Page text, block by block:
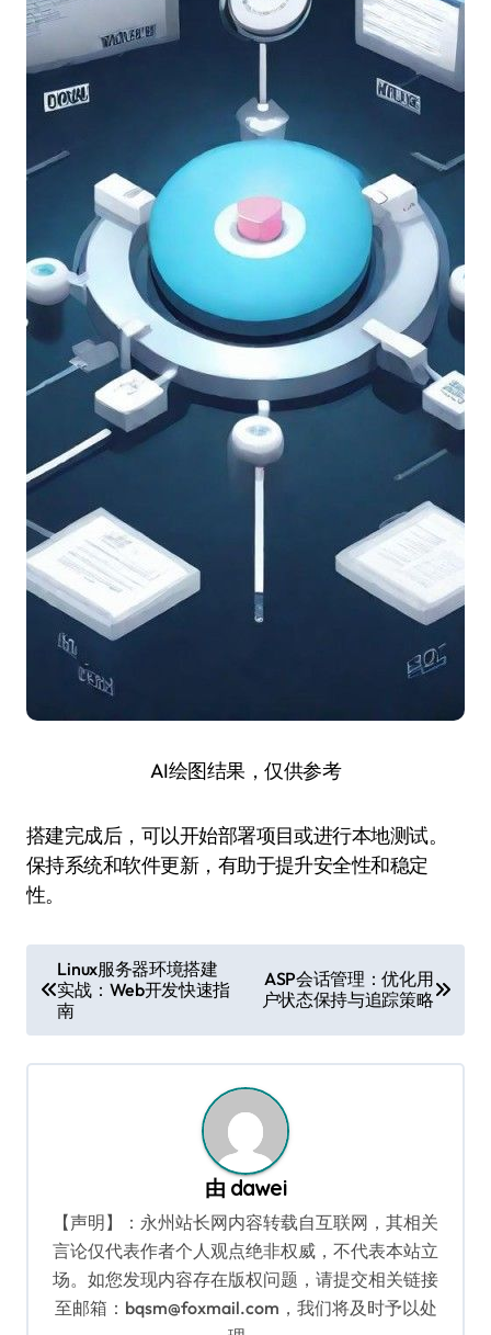
AI绘图结果，仅供参考
搭建完成后，可以开始部署项目或进行本地测试。
保持系统和软件更新，有助于提升安全性和稳定
性。
章
导
航
Linux服务器环境搭建
实战：Web开发快速指
南
ASP会话管理：优化用
户状态保持与追踪策略
由 dawei
【声明】：永州站长网内容转载自互联网，其相关
言论仅代表作者个人观点绝非权威，不代表本站立
场。如您发现内容存在版权问题，请提交相关链接
至邮箱：bqsm@foxmail.com，我们将及时予以处